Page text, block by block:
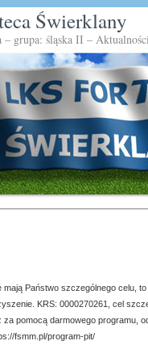
Świerklany
grupa: śląska II –
mają Państwo szczególnego celu,
KRS: 0000270261, cel
za pomocą darmowego programu,
fsmm.pl/program-pit/